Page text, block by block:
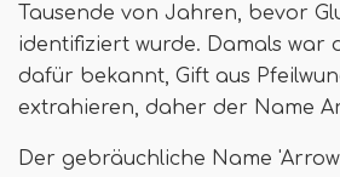
Tausende von Jahren, bevor
identifiziert wurde. Damals war
dafür bekannt, Gift aus
extrahieren, daher der Name
Der gebräuchliche Name